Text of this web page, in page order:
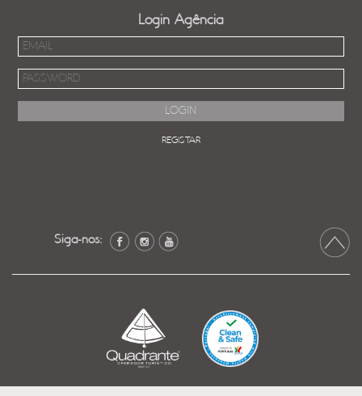
Login Agência
REGISTAR
Siga-nos: